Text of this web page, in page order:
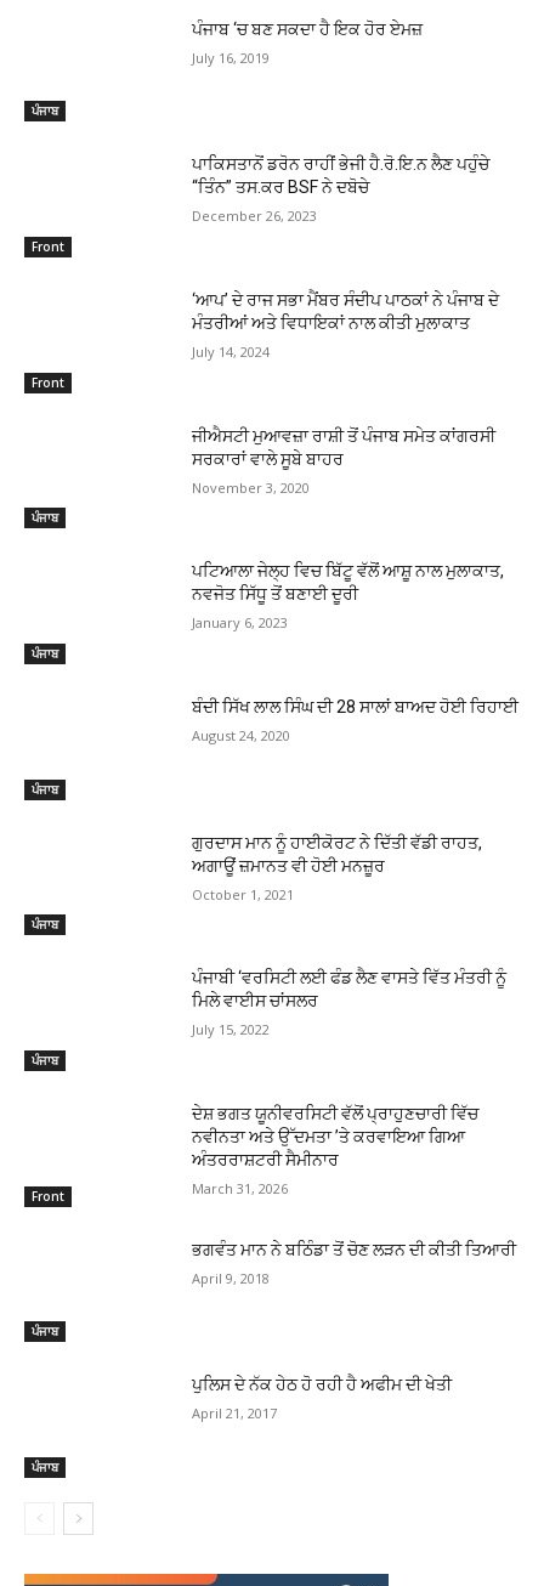
ਪੰਜਾਬ
ਪੰਜਾਬ ‘ਚ ਬਣ ਸਕਦਾ ਹੈ ਇਕ ਹੋਰ ਏਮਜ਼
July 16, 2019
Front
ਪਾਕਿਸਤਾਨੋਂ ਡਰੋਨ ਰਾਹੀਂ ਭੇਜੀ ਹੈ.ਰੋ.ਇ.ਨ ਲੈਣ ਪਹੁੰਚੇ
“ਤਿੰਨ” ਤਸ.ਕਰ BSF ਨੇ ਦਬੋਚੇ
December 26, 2023
Front
‘ਆਪ’ ਦੇ ਰਾਜ ਸਭਾ ਮੈਂਬਰ ਸੰਦੀਪ ਪਾਠਕਾਂ ਨੇ ਪੰਜਾਬ ਦੇ
ਮੰਤਰੀਆਂ ਅਤੇ ਵਿਧਾਇਕਾਂ ਨਾਲ ਕੀਤੀ ਮੁਲਾਕਾਤ
July 14, 2024
ਪੰਜਾਬ
ਜੀਐਸਟੀ ਮੁਆਵਜ਼ਾ ਰਾਸ਼ੀ ਤੋਂ ਪੰਜਾਬ ਸਮੇਤ ਕਾਂਗਰਸੀ
ਸਰਕਾਰਾਂ ਵਾਲੇ ਸੂਬੇ ਬਾਹਰ
November 3, 2020
ਪੰਜਾਬ
ਪਟਿਆਲਾ ਜੇਲ੍ਹ ਵਿਚ ਬਿੱਟੂ ਵੱਲੋਂ ਆਸ਼ੂ ਨਾਲ ਮੁਲਾਕਾਤ,
ਨਵਜੋਤ ਸਿੱਧੂ ਤੋਂ ਬਣਾਈ ਦੂਰੀ
January 6, 2023
ਪੰਜਾਬ
ਬੰਦੀ ਸਿੱਖ ਲਾਲ ਸਿੰਘ ਦੀ 28 ਸਾਲਾਂ ਬਾਅਦ ਹੋਈ ਰਿਹਾਈ
August 24, 2020
ਪੰਜਾਬ
ਗੁਰਦਾਸ ਮਾਨ ਨੂੰ ਹਾਈਕੋਰਟ ਨੇ ਦਿੱਤੀ ਵੱਡੀ ਰਾਹਤ,
ਅਗਾਊਂ ਜ਼ਮਾਨਤ ਵੀ ਹੋਈ ਮਨਜ਼ੂਰ
October 1, 2021
ਪੰਜਾਬ
ਪੰਜਾਬੀ ‘ਵਰਸਿਟੀ ਲਈ ਫੰਡ ਲੈਣ ਵਾਸਤੇ ਵਿੱਤ ਮੰਤਰੀ ਨੂੰ
ਮਿਲੇ ਵਾਈਸ ਚਾਂਸਲਰ
July 15, 2022
Front
ਦੇਸ਼ ਭਗਤ ਯੂਨੀਵਰਸਿਟੀ ਵੱਲੋਂ ਪ੍ਰਾਹੁਣਚਾਰੀ ਵਿੱਚ
ਨਵੀਨਤਾ ਅਤੇ ਉੱਦਮਤਾ ’ਤੇ ਕਰਵਾਇਆ ਗਿਆ
ਅੰਤਰਰਾਸ਼ਟਰੀ ਸੈਮੀਨਾਰ
March 31, 2026
ਪੰਜਾਬ
ਭਗਵੰਤ ਮਾਨ ਨੇ ਬਠਿੰਡਾ ਤੋਂ ਚੋਣ ਲੜਨ ਦੀ ਕੀਤੀ ਤਿਆਰੀ
April 9, 2018
ਪੰਜਾਬ
ਪੁਲਿਸ ਦੇ ਨੱਕ ਹੇਠ ਹੋ ਰਹੀ ਹੈ ਅਫੀਮ ਦੀ ਖੇਤੀ
April 21, 2017